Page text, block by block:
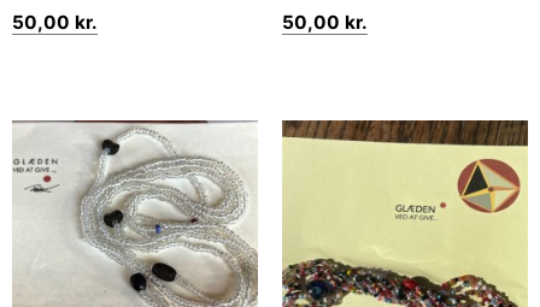
50,00 kr.
50,00 kr.